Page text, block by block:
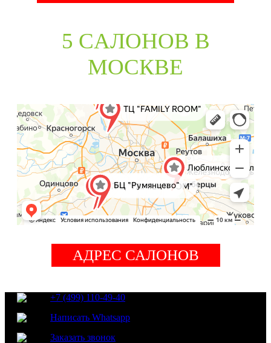
5 CАЛОНОВ В
МОСКВЕ
АДРЕС САЛОНОВ
+7 (499) 110-49-40
Написать Whatsapp
Заказать звонок